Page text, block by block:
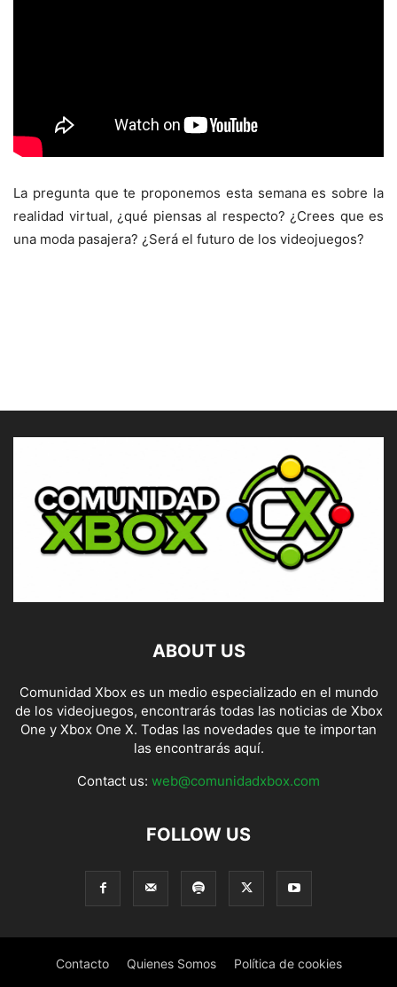
La pregunta que te proponemos esta semana es sobre la
realidad virtual, ¿qué piensas al respecto? ¿Crees que es
una moda pasajera? ¿Será el futuro de los videojuegos?
ABOUT US
Comunidad Xbox es un medio especializado en el mundo
de los videojuegos, encontrarás todas las noticias de Xbox
One y Xbox One X. Todas las novedades que te importan
las encontrarás aquí.
Contact us: web@comunidadxbox.com
FOLLOW US
Contacto Quienes Somos Política de cookies